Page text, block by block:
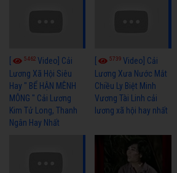
5462 Video] Cải
Lương Xã Hội Siêu
Hay " BỂ HẬN MÊNH
MÔNG " Cải Lương
Kim Tử Long, Thanh
Ngân Hay Nhất
5739Video] Cải
Lương Xưa Nước Mắt
Chiều Ly Biệt Minh
Vương Tài Linh cải
lương xã hội hay nhất